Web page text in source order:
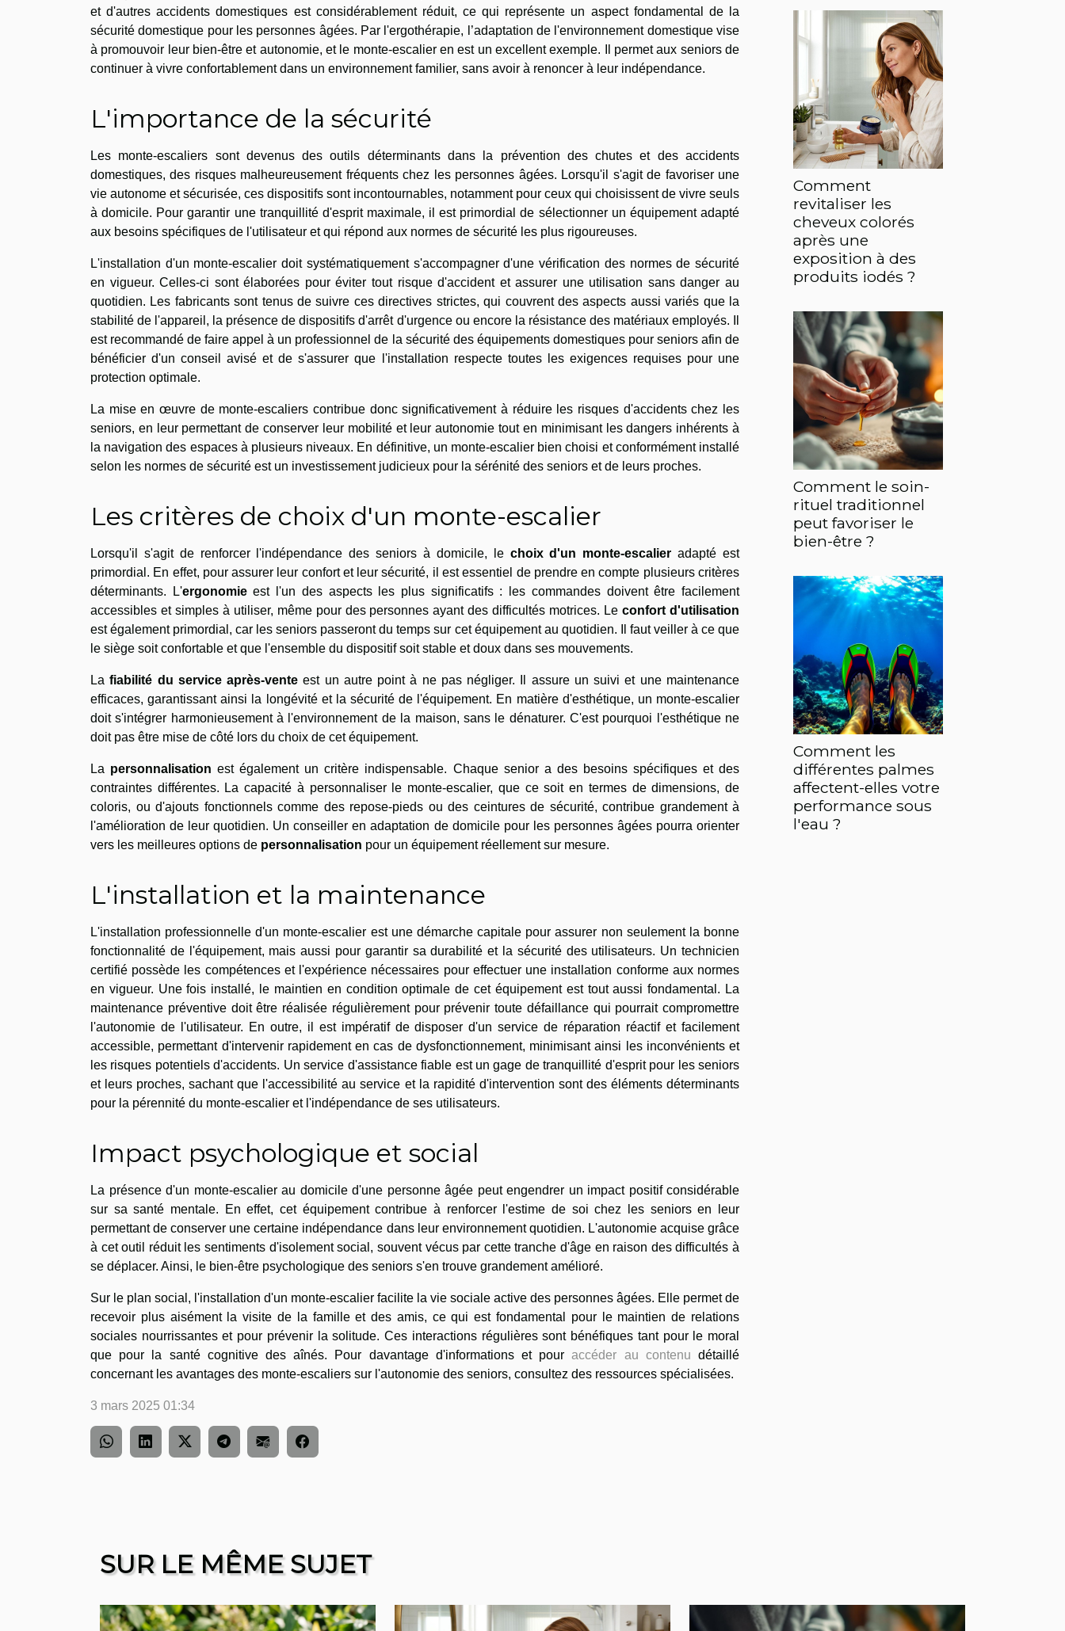
et d'autres accidents domestiques est considérablement réduit, ce qui représente un aspect fondamental de la
sécurité domestique pour les personnes âgées. Par l'ergothérapie, l’adaptation de l'environnement domestique vise
à promouvoir leur bien-être et autonomie, et le monte-escalier en est un excellent exemple. Il permet aux seniors de
continuer à vivre confortablement dans un environnement familier, sans avoir à renoncer à leur indépendance.
L'importance de la sécurité
Les monte-escaliers sont devenus des outils déterminants dans la prévention des chutes et des accidents
domestiques, des risques malheureusement fréquents chez les personnes âgées. Lorsqu'il s'agit de favoriser une
vie autonome et sécurisée, ces dispositifs sont incontournables, notamment pour ceux qui choisissent de vivre seuls
à domicile. Pour garantir une tranquillité d'esprit maximale, il est primordial de sélectionner un équipement adapté
aux besoins spécifiques de l'utilisateur et qui répond aux normes de sécurité les plus rigoureuses.
L'installation d'un monte-escalier doit systématiquement s'accompagner d'une vérification des normes de sécurité
en vigueur. Celles-ci sont élaborées pour éviter tout risque d'accident et assurer une utilisation sans danger au
quotidien. Les fabricants sont tenus de suivre ces directives strictes, qui couvrent des aspects aussi variés que la
stabilité de l'appareil, la présence de dispositifs d'arrêt d'urgence ou encore la résistance des matériaux employés. Il
est recommandé de faire appel à un professionnel de la sécurité des équipements domestiques pour seniors afin de
bénéficier d'un conseil avisé et de s'assurer que l'installation respecte toutes les exigences requises pour une
protection optimale.
La mise en œuvre de monte-escaliers contribue donc significativement à réduire les risques d'accidents chez les
seniors, en leur permettant de conserver leur mobilité et leur autonomie tout en minimisant les dangers inhérents à
la navigation des espaces à plusieurs niveaux. En définitive, un monte-escalier bien choisi et conformément installé
selon les normes de sécurité est un investissement judicieux pour la sérénité des seniors et de leurs proches.
Les critères de choix d'un monte-escalier
Lorsqu'il s'agit de renforcer l'indépendance des seniors à domicile, le choix d'un monte-escalier adapté est
primordial. En effet, pour assurer leur confort et leur sécurité, il est essentiel de prendre en compte plusieurs critères
déterminants. L'ergonomieest l'un des aspects les plus significatifs : les commandes doivent être facilement
accessibles et simples à utiliser, même pour des personnes ayant des difficultés motrices. Leconfort d'utilisation
est également primordial, car les seniors passeront du temps sur cet équipement au quotidien. Il faut veiller à ce que
le siège soit confortable et que l'ensemble du dispositif soit stable et doux dans ses mouvements.
Lafiabilité du service après-vente est un autre point à ne pas négliger. Il assure un suivi et une maintenance
efficaces, garantissant ainsi la longévité et la sécurité de l'équipement. En matière d'esthétique, un monte-escalier
doit s'intégrer harmonieusement à l'environnement de la maison, sans le dénaturer. C'est pourquoi l'esthétique ne
doit pas être mise de côté lors du choix de cet équipement.
La personnalisation est également un critère indispensable. Chaque senior a des besoins spécifiques et des
contraintes différentes. La capacité à personnaliser le monte-escalier, que ce soit en termes de dimensions, de
coloris, ou d'ajouts fonctionnels comme des repose-pieds ou des ceintures de sécurité, contribue grandement à
l'amélioration de leur quotidien. Un conseiller en adaptation de domicile pour les personnes âgées pourra orienter
vers les meilleures options de personnalisation pour un équipement réellement sur mesure.
L'installation et la maintenance
L'installation professionnelle d'un monte-escalier est une démarche capitale pour assurer non seulement la bonne
fonctionnalité de l'équipement, mais aussi pour garantir sa durabilité et la sécurité des utilisateurs. Un technicien
certifié possède les compétences et l'expérience nécessaires pour effectuer une installation conforme aux normes
en vigueur. Une fois installé, le maintien en condition optimale de cet équipement est tout aussi fondamental. La
maintenance préventive doit être réalisée régulièrement pour prévenir toute défaillance qui pourrait compromettre
l'autonomie de l'utilisateur. En outre, il est impératif de disposer d'un service de réparation réactif et facilement
accessible, permettant d'intervenir rapidement en cas de dysfonctionnement, minimisant ainsi les inconvénients et
les risques potentiels d'accidents. Un service d'assistance fiable est un gage de tranquillité d'esprit pour les seniors
et leurs proches, sachant que l'accessibilité au service et la rapidité d'intervention sont des éléments déterminants
pour la pérennité du monte-escalier et l'indépendance de ses utilisateurs.
Impact psychologique et social
La présence d'un monte-escalier au domicile d'une personne âgée peut engendrer un impact positif considérable
sur sa santé mentale. En effet, cet équipement contribue à renforcer l'estime de soi chez les seniors en leur
permettant de conserver une certaine indépendance dans leur environnement quotidien. L'autonomie acquise grâce
à cet outil réduit les sentiments d'isolement social, souvent vécus par cette tranche d'âge en raison des difficultés à
se déplacer. Ainsi, le bien-être psychologique des seniors s'en trouve grandement amélioré.
Sur le plan social, l'installation d'un monte-escalier facilite la vie sociale active des personnes âgées. Elle permet de
recevoir plus aisément la visite de la famille et des amis, ce qui est fondamental pour le maintien de relations
sociales nourrissantes et pour prévenir la solitude. Ces interactions régulières sont bénéfiques tant pour le moral
que pour la santé cognitive des aînés. Pour davantage d'informations et pouraccéder au contenu détaillé
concernant les avantages des monte-escaliers sur l'autonomie des seniors, consultez des ressources spécialisées.
3 mars 2025 01:34
Comment
revitaliser les
cheveux colorés
après une
exposition à des
produits iodés ?
Comment le soin-
rituel traditionnel
peut favoriser le
bien-être ?
Comment les
différentes palmes
affectent-elles votre
performance sous
l'eau ?
SUR LE MÊME SUJET